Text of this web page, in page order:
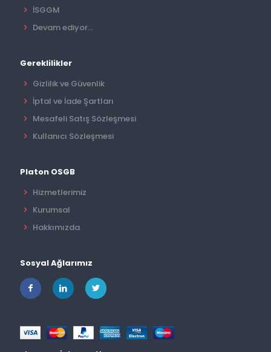
İSGGM
Devam ediyor...
Gereklilikler
Gizlilik ve Güvenlik
İptal ve İade Şartları
Mesafeli Satış Sözleşmesi
Kullanıcı Sözleşmesi
Platon OSGB
Hizmetlerimiz
Kurumsal
Hakkımızda
Sosyal Ağlarımız